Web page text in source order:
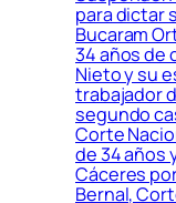
para dictar
Bucaram
34 años de
Nieto y su
trabajador
segundo
Corte
de 34 años
Cáceres
Bernal,